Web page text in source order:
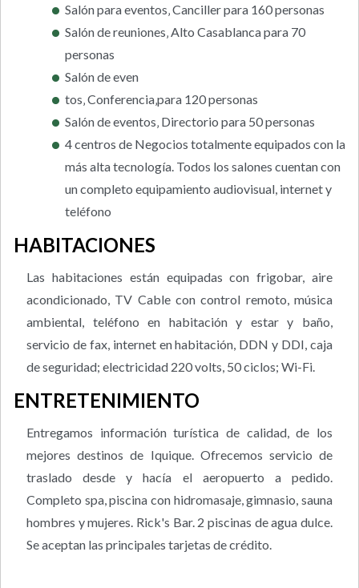
Salón para eventos‚ Canciller para 160 personas
Salón de reuniones‚ Alto Casablanca para 70
personas
Salón de even
tos‚ Conferencia‚para 120 personas
Salón de eventos‚ Directorio para 50 personas
4 centros de Negocios totalmente equipados con la
más alta tecnología. Todos los salones cuentan con
un completo equipamiento audiovisual, internet y
teléfono
HABITACIONES
Las habitaciones están equipadas con frigobar, aire
acondicionado, TV Cable con control remoto, música
ambiental, teléfono en habitación y estar y baño,
servicio de fax, internet en habitación, DDN y DDI, caja
de seguridad; electricidad 220 volts, 50 ciclos; Wi-Fi.
ENTRETENIMIENTO
Entregamos información turística de calidad, de los
mejores destinos de Iquique. Ofrecemos servicio de
traslado desde y hacía el aeropuerto a pedido.
Completo spa, piscina con hidromasaje, gimnasio, sauna
hombres y mujeres. Rick's Bar. 2 piscinas de agua dulce.
Se aceptan las principales tarjetas de crédito.